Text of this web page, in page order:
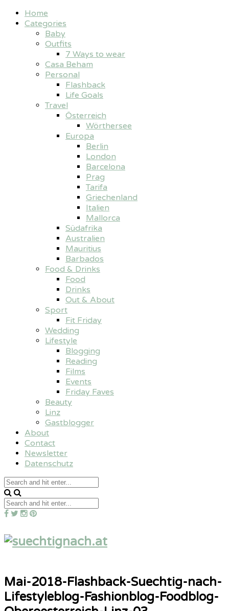
Home
Categories
Baby
Outfits
7 Ways to wear
Casa Beham
Personal
Flashback
Life Goals
Travel
Österreich
Wörthersee
Europa
Berlin
London
Barcelona
Prag
Tarifa
Griechenland
Italien
Mallorca
Südafrika
Australien
Mauritius
Barbados
Food & Drinks
Food
Drinks
Out & About
Sport
Fit Friday
Wedding
Lifestyle
Blogging
Reading
Films
Events
Friday Faves
Beauty
Linz
Gastblogger
About
Contact
Newsletter
Datenschutz
Mai-2018-Flashback-Suechtig-nach-
Lifestyleblog-Fashionblog-Foodblog-